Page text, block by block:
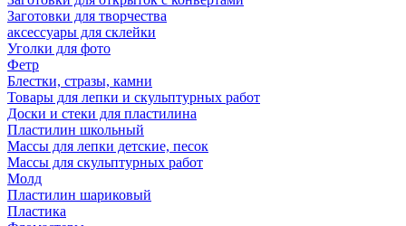
Заготовки для творчества
аксессуары для склейки
Уголки для фото
Фетр
Блестки, стразы, камни
Товары для лепки и скульптурных работ
Доски и стеки для пластилина
Пластилин школьный
Массы для лепки детские, песок
Массы для скульптурных работ
Молд
Пластилин шариковый
Пластика